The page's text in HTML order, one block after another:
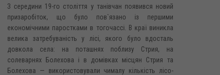
З середини 19-го століття у танівчан появився новий
призаробіток, що було пов`язано із першими
економічними паростками в тогочассі. В краї виникла
велика затребуваність у лісі, якого було вдосталь
довкола села: на поташнях поблизу Стрия, на
солеварнях Болехова і в домівках місцян Стрия та
Болехова — використовували чималу кількість лісо-